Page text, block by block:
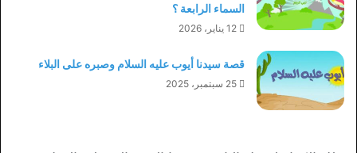
السماء الرابعة ؟
12 يناير، 2026
قصة سيدنا أيوب عليه السلام وصبره على البلاء
25 سبتمبر، 2025